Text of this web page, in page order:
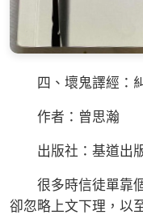
四、壞鬼譯經：糾
作者：曾思瀚
出版社：基道出
很多時信徒單靠個
卻忽略上文下理，以